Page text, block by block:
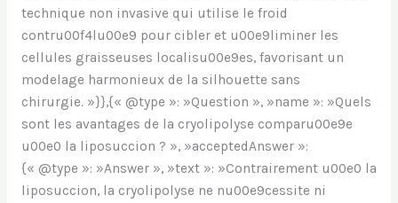
technique non invasive qui utilise le froid
contru00f4lu00e9 pour cibler et u00e9liminer les
cellules graisseuses localisu00e9es, favorisant un
modelage harmonieux de la silhouette sans
chirurgie. »}},{« @type »: »Question », »name »: »Quels
sont les avantages de la cryolipolyse comparu00e9e
u00e0 la liposuccion ? », »acceptedAnswer »:
{« @type »: »Answer », »text »: »Contrairement u00e0 la
liposuccion, la cryolipolyse ne nu00e9cessite ni